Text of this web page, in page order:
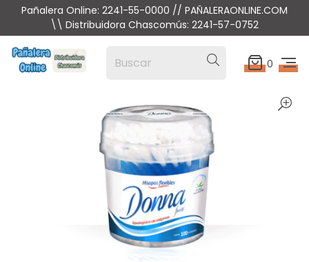
Pañalera Online: 2241-55-0000 // PAÑALERAONLINE.COM
\\ Distribuidora Chascomús: 2241-57-0752
0